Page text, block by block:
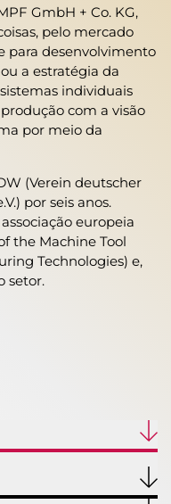
GmbH + Co. KG,
pelo mercado
para desenvolvimento
a estratégia da
individuais
com a visão
por meio da
(Verein deutscher
por seis anos.
europeia
the Machine Tool
Technologies) e,
setor.